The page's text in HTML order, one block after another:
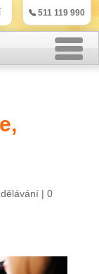
511 119 990
| 0